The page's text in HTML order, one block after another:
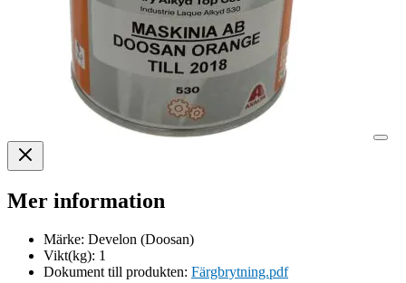
Mer information
Märke: Develon (Doosan)
Vikt(kg): 1
Dokument till produkten: Färgbrytning.pdf